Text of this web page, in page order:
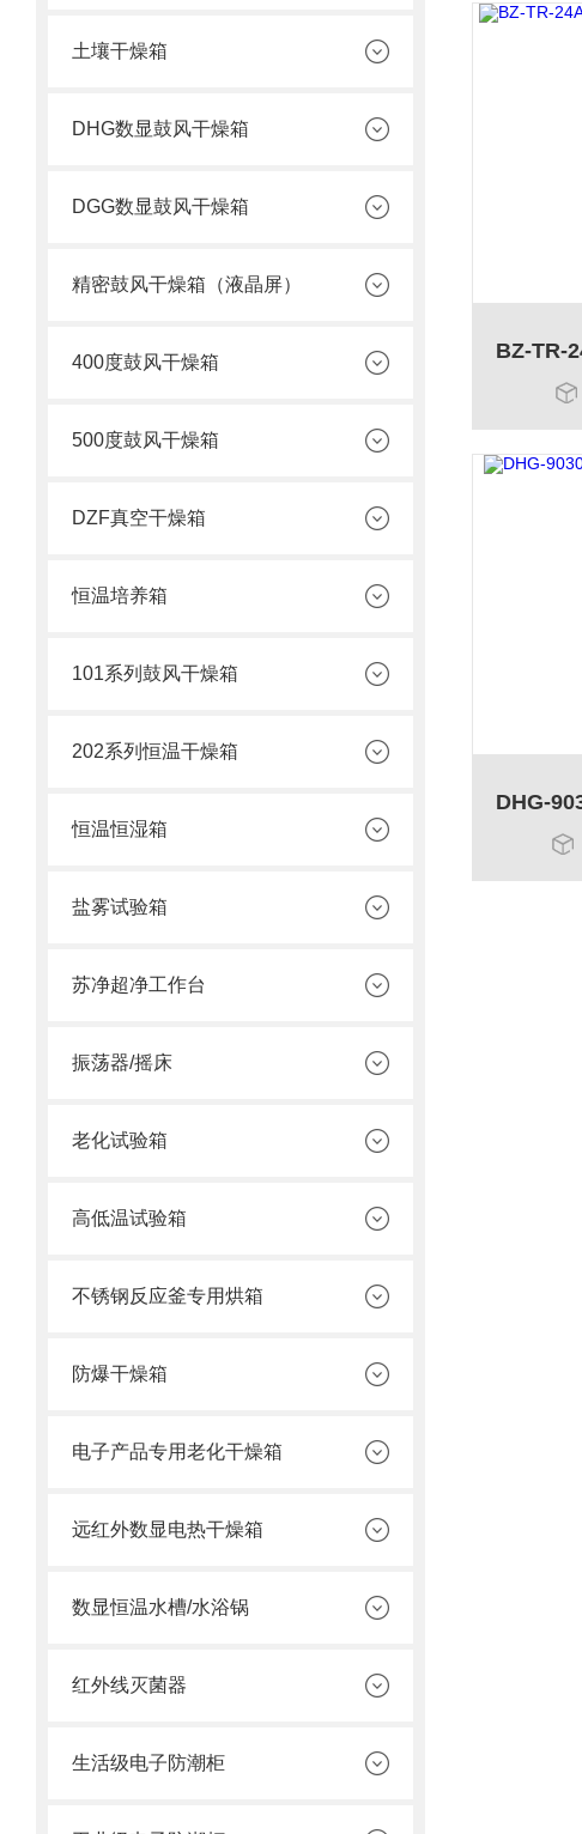
土壤干燥箱
DHG数显鼓风干燥箱
DGG数显鼓风干燥箱
精密鼓风干燥箱（液晶屏）
400度鼓风干燥箱
500度鼓风干燥箱
DZF真空干燥箱
恒温培养箱
101系列鼓风干燥箱
202系列恒温干燥箱
恒温恒湿箱
盐雾试验箱
苏净超净工作台
振荡器/摇床
老化试验箱
高低温试验箱
不锈钢反应釜专用烘箱
防爆干燥箱
电子产品专用老化干燥箱
远红外数显电热干燥箱
数显恒温水槽/水浴锅
红外线灭菌器
生活级电子防潮柜